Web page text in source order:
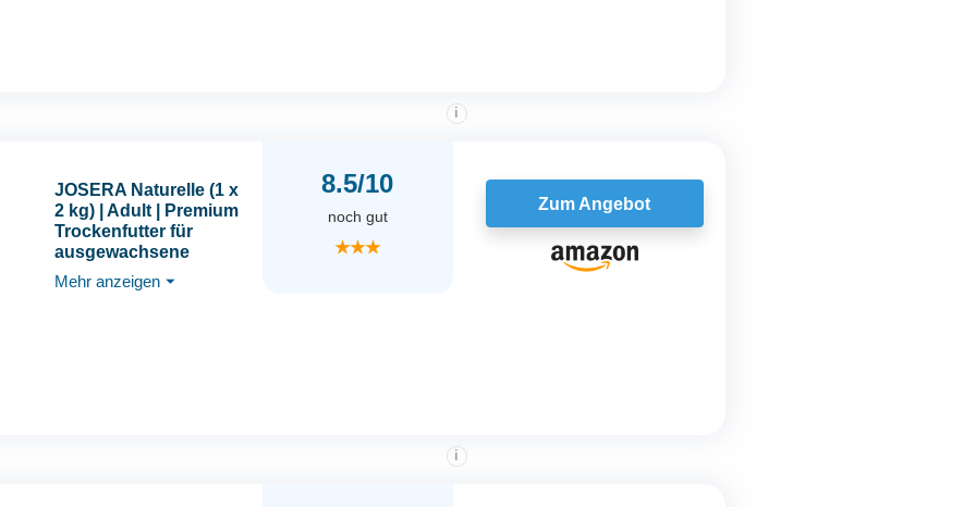
JOSERA Naturelle (1 x
2 kg) | Adult | Premium
Trockenfutter für
ausgewachsene
sterilisierte Katzen |
Geflügel & Forelle | mit
Mehr anzeigen ⏷
8.5/10
i
noch gut
★★★
Zum Angebot
i